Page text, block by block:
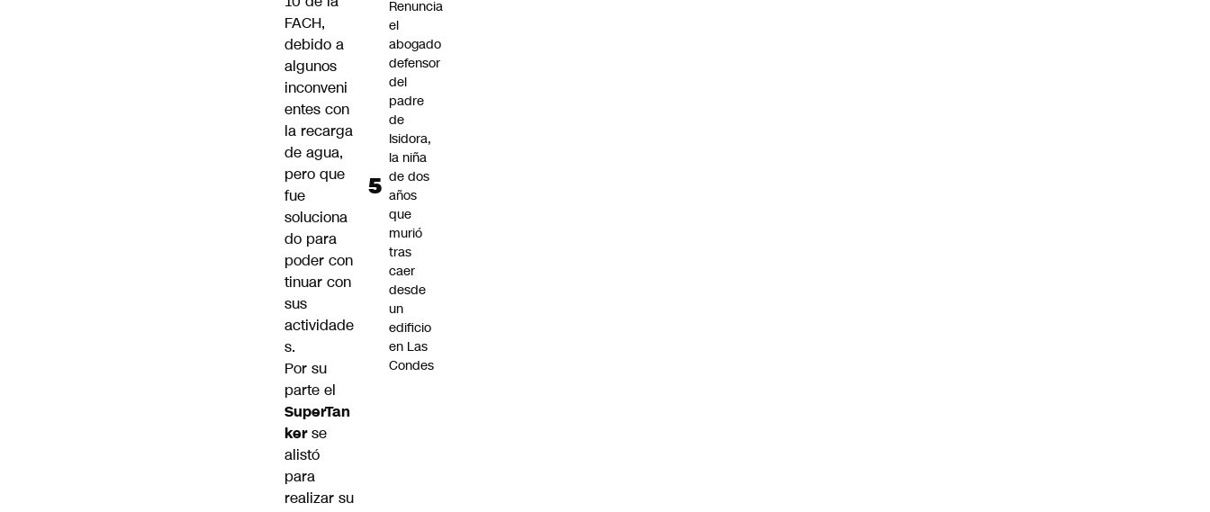
FACH,
debido a
algunos
inconveni
entes con
la recarga
de agua,
pero que
fue
soluciona
do para
poder con
tinuar con
sus
actividade
s.
Por su
parte el
SuperTan
kerse
alistó
para
realizar su
Renuncia
el
abogado
defensor
del
padre
de
Isidora,
la niña
de dos
años
que
murió
tras
caer
desde
un
edificio
en Las
Condes